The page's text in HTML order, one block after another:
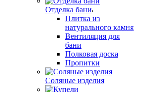
Отделка бани
Плитка из
натурального камня
Вентиляция для
бани
Полковая доска
Пропитки
Соляные изделия